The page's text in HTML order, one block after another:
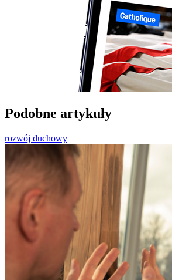
Podobne artykuły
rozwój duchowy